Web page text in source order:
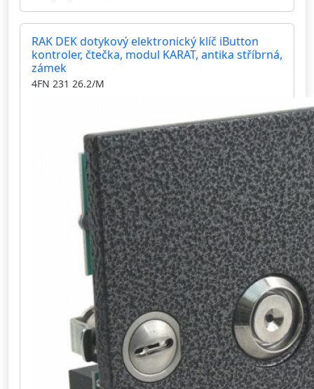
RAK DEK dotykový elektronický klíč iButton
kontroler, čtečka, modul KARAT, antika stříbrná,
zámek
4FN 231 26.2/M